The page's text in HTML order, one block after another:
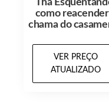
Tha
como
chama do
VER PREÇO
ATUALIZADO